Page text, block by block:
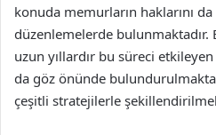
konuda memurların haklarını
düzenlemelerde
uzun yıllardır bu süreci
da göz önünde
çeşitli stratejilerle